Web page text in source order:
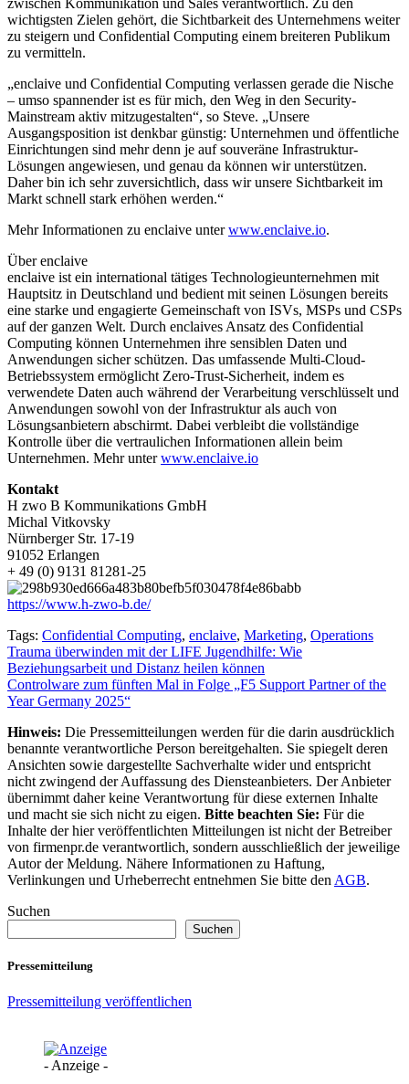
wichtigsten Zielen gehört, die Sichtbarkeit des Unternehmens weiter
zu steigern und Confidential Computing einem breiteren Publikum
zu vermitteln.
„enclaive und Confidential Computing verlassen gerade die Nische
– umso spannender ist es für mich, den Weg in den Security-
Mainstream aktiv mitzugestalten“, so Steve. „Unsere
Ausgangsposition ist denkbar günstig: Unternehmen und öffentliche
Einrichtungen sind mehr denn je auf souveräne Infrastruktur-
Lösungen angewiesen, und genau da können wir unterstützen.
Daher bin ich sehr zuversichtlich, dass wir unsere Sichtbarkeit im
Markt schnell stark erhöhen werden.“
Mehr Informationen zu enclaive unterwww.enclaive.io.
Über enclaive
enclaive ist ein international tätiges Technologieunternehmen mit
Hauptsitz in Deutschland und bedient mit seinen Lösungen bereits
eine starke und engagierte Gemeinschaft von ISVs, MSPs und CSPs
auf der ganzen Welt. Durch enclaives Ansatz des Confidential
Computing können Unternehmen ihre sensiblen Daten und
Anwendungen sicher schützen. Das umfassende Multi-Cloud-
Betriebssystem ermöglicht Zero-Trust-Sicherheit, indem es
verwendete Daten auch während der Verarbeitung verschlüsselt und
Anwendungen sowohl von der Infrastruktur als auch von
Lösungsanbietern abschirmt. Dabei verbleibt die vollständige
Kontrolle über die vertraulichen Informationen allein beim
Unternehmen. Mehr unterwww.enclaive.io
Kontakt
H zwo B Kommunikations GmbH
Michal Vitkovsky
Nürnberger Str. 17-19
91052 Erlangen
+ 49 (0) 9131 81281-25
https://www.h-zwo-b.de/
Tags: Confidential Computing, enclaive, Marketing, Operations
Beitragsnavigation
Trauma überwinden mit der LIFE Jugendhilfe: Wie
Beziehungsarbeit und Distanz heilen können
Controlware zum fünften Mal in Folge „F5 Support Partner of the
Year Germany 2025“
Hinweis: Die Pressemitteilungen werden für die darin ausdrücklich
benannte verantwortliche Person bereitgehalten. Sie spiegelt deren
Ansichten sowie dargestellte Sachverhalte wider und entspricht
nicht zwingend der Auffassung des Diensteanbieters. Der Anbieter
übernimmt daher keine Verantwortung für diese externen Inhalte
und macht sie sich nicht zu eigen. Bitte beachten Sie: Für die
Inhalte der hier veröffentlichten Mitteilungen ist nicht der Betreiber
von firmenpr.de verantwortlich, sondern ausschließlich der jeweilige
Autor der Meldung. Nähere Informationen zu Haftung,
Verlinkungen und Urheberrecht entnehmen Sie bitte den AGB.
Suchen
Suchen
Pressemitteilung
Pressemitteilung veröffentlichen
- Anzeige -